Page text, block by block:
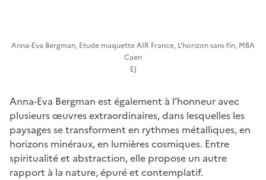
Anna-Eva Bergman, Etude maquette AIR France, L'horizon sans fin, MBA
Caen
EJ
Anna-Eva Bergman est également à l’honneur avec
plusieurs œuvres extraordinaires, dans lesquelles les
paysages se transforment en rythmes métalliques, en
horizons minéraux, en lumières cosmiques. Entre
spiritualité et abstraction, elle propose un autre
rapport à la nature, épuré et contemplatif.